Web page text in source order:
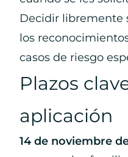
Decidir libremente
los
casos de riesgo
Plazos
aplicación
14 de noviembre